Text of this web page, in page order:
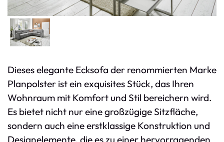
Dieses elegante Ecksofa der renommierten Marke
Planpolster ist ein exquisites Stück, das Ihren
Wohnraum mit Komfort und Stil bereichern wird.
Es bietet nicht nur eine großzügige Sitzfläche,
sondern auch eine erstklassige Konstruktion und
Designelemente, die es zu einer hervorragenden